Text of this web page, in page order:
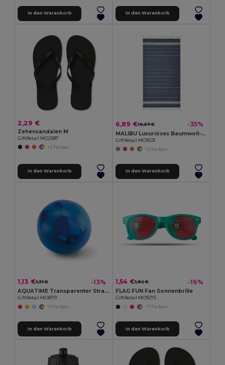
In den Warenkorb In den Warenkorb
2,29 €
Zehensandalen M
GiftRetail MO2587
+2 Farben
In den Warenkorb
6,89 €10,57 € -35%
MALIBU Luxuriöses Baumwoll-Strandtuch 180g/m²
GiftRetail MO9221
+2 Farben
In den Warenkorb
1,13 €1,31 € -13%
AQUATIME Transparenter Strandball Ø24cm
GiftRetail MO8701
+1 Farben
In den Warenkorb
1,54 €1,82 € -16%
FLAG FUN Fan Sonnenbrille
GiftRetail MO9275
+7 Farben
In den Warenkorb